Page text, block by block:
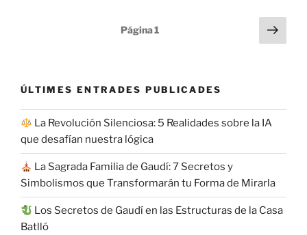
Industria
Página1
ÚLTIMES ENTRADES PUBLICADES
La Revolución Silenciosa: 5 Realidades sobre la IA
que desafían nuestra lógica
La Sagrada Familia de Gaudí: 7 Secretos y
Simbolismos que Transformarán tu Forma de Mirarla
Los Secretos de Gaudí en las Estructuras de la Casa
Batlló